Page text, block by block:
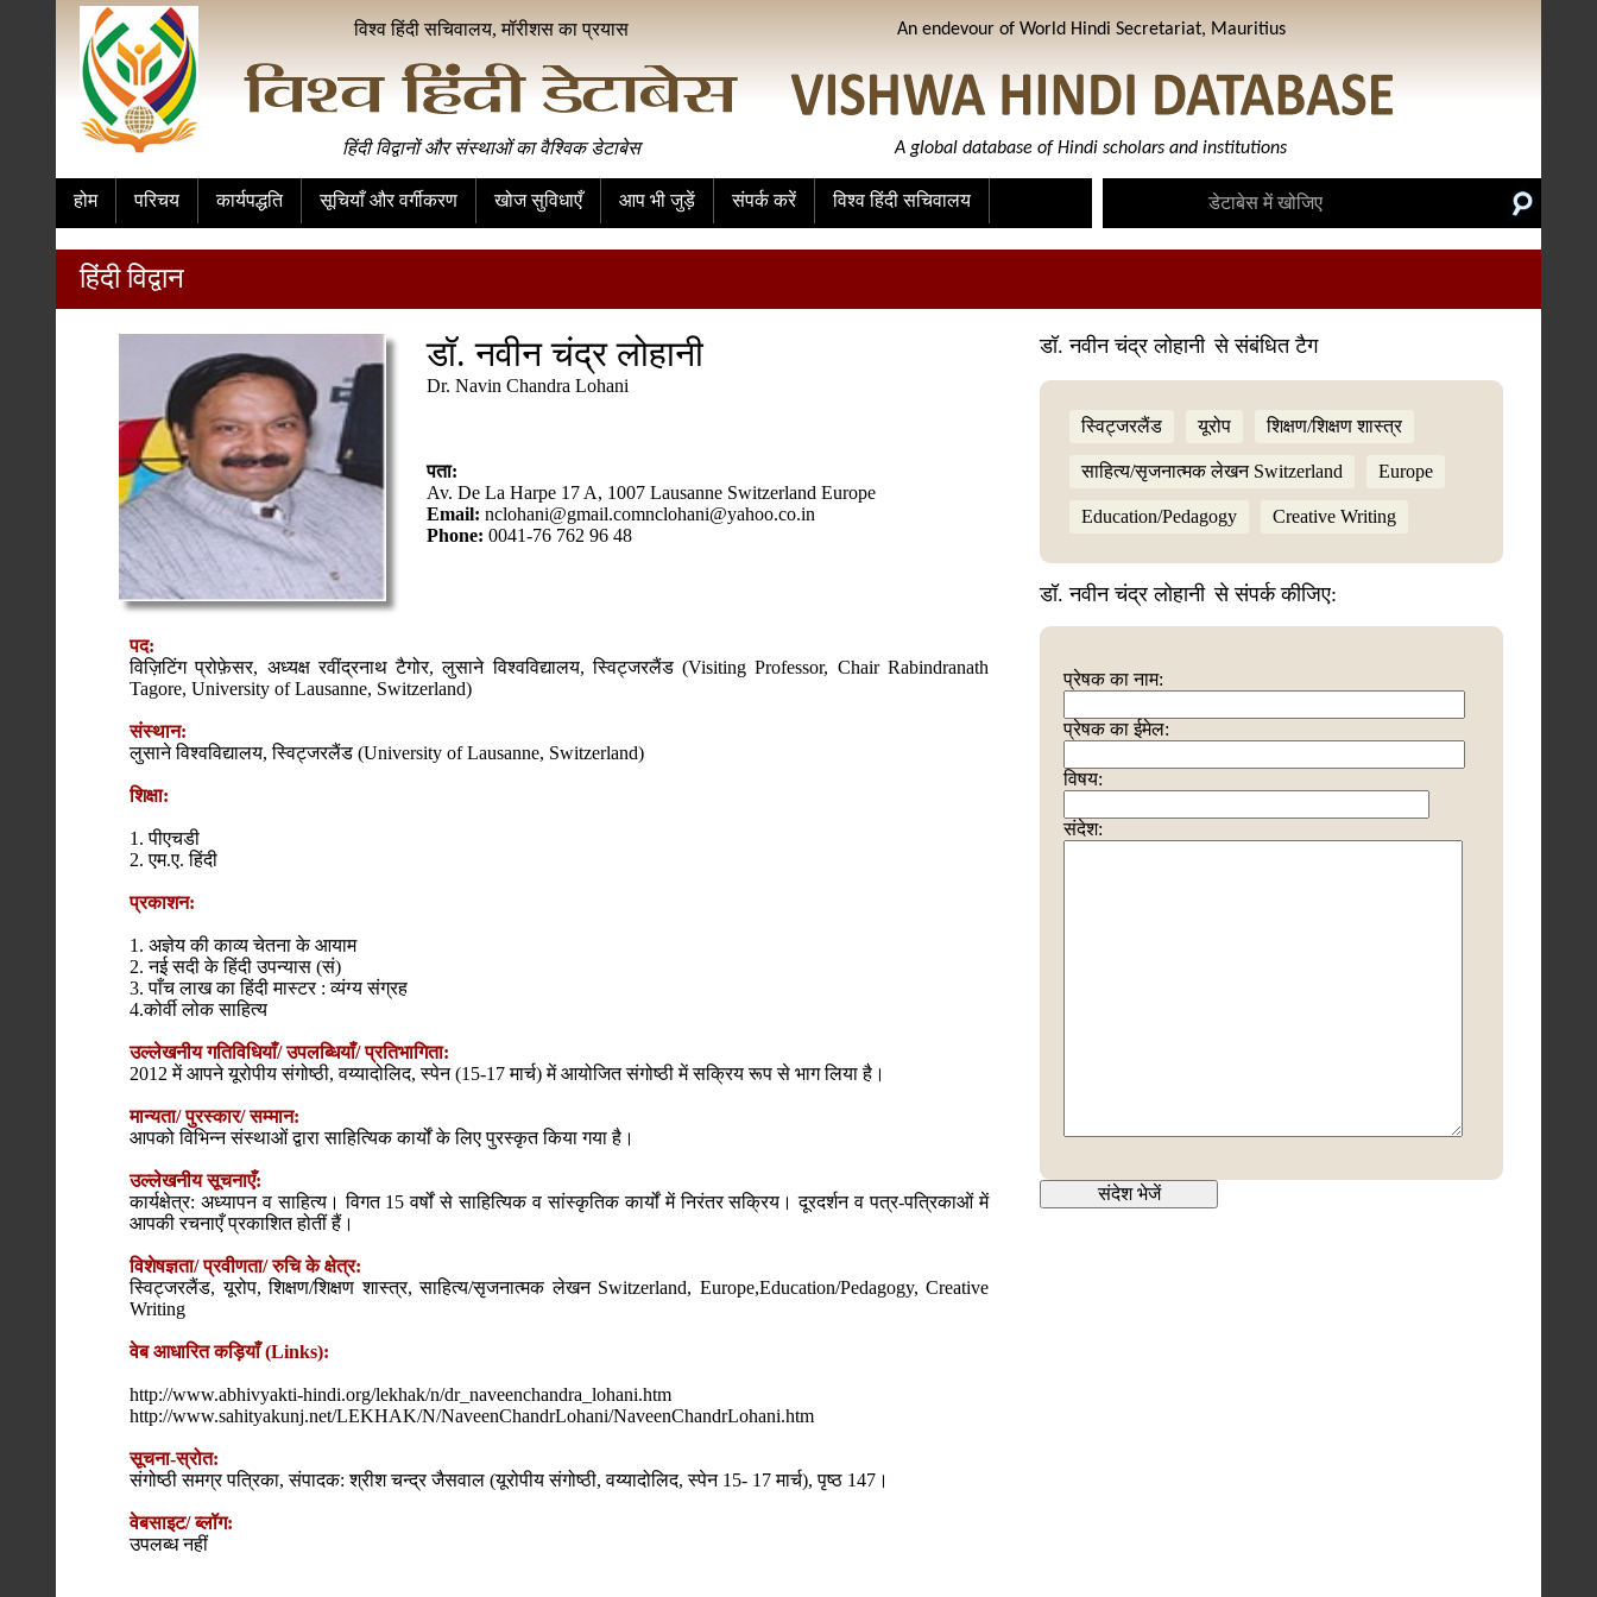
विश्व हिंदी सचिवालय, मॉरीशस का प्रयास An endevour of World Hindi Secretariat, Mauritius
हिंदी विद्वानों और संस्थाओं का वैश्विक डेटाबेस A global database of Hindi scholars and institutions
होम परिचय कार्यपद्धति सूचियाँ और वर्गीकरण खोज सुविधाएँ आप भी जुड़ें संपर्क करें विश्व हिंदी सचिवालय
हिंदी विद्वान
डॉ. नवीन चंद्र लोहानी
Dr. Navin Chandra Lohani
पता:
Av. De La Harpe 17 A, 1007 Lausanne Switzerland Europe
Email: nclohani@gmail.comnclohani@yahoo.co.in
Phone: 0041-76 762 96 48
डॉ. नवीन चंद्र लोहानी से संबंधित टैग
स्विट्जरलैंड यूरोप शिक्षण/शिक्षण शास्त्र
साहित्य/सृजनात्मक लेखन Switzerland Europe
Education/Pedagogy Creative Writing
डॉ. नवीन चंद्र लोहानी से संपर्क कीजिए:
प्रेषक का नाम:
प्रेषक का ईमेल:
विषय:
संदेश:
पद:
विज़िटिंग प्रोफ़ेसर, अध्यक्ष रवींद्रनाथ टैगोर, लुसाने विश्वविद्यालय, स्विट्जरलैंड (Visiting Professor, Chair Rabindranath
Tagore, University of Lausanne, Switzerland)
संस्थान:
लुसाने विश्वविद्यालय, स्विट्जरलैंड (University of Lausanne, Switzerland)
शिक्षा:
1. पीएचडी
2. एम.ए. हिंदी
प्रकाशन:
1. अज्ञेय की काव्य चेतना के आयाम
2. नई सदी के हिंदी उपन्यास (सं)
3. पाँच लाख का हिंदी मास्टर : व्यंग्य संग्रह
4.कोर्वी लोक साहित्य
उल्लेखनीय गतिविधियाँ/ उपलब्धियाँ/ प्रतिभागिता:
2012 में आपने यूरोपीय संगोष्ठी, वय्यादोलिद, स्पेन (15-17 मार्च) में आयोजित संगोष्ठी में सक्रिय रूप से भाग लिया है।
मान्यता/ पुरस्कार/ सम्मान:
आपको विभिन्न संस्थाओं द्वारा साहित्यिक कार्यों के लिए पुरस्कृत किया गया है।
उल्लेखनीय सूचनाएँ:
कार्यक्षेत्र: अध्यापन व साहित्य। विगत 15 वर्षों से साहित्यिक व सांस्कृतिक कार्यों में निरंतर सक्रिय। दूरदर्शन व पत्र-पत्रिकाओं में
आपकी रचनाएँ प्रकाशित होतीं हैं।
विशेषज्ञता/ प्रवीणता/ रुचि के क्षेत्र:
स्विट्जरलैंड, यूरोप, शिक्षण/शिक्षण शास्त्र, साहित्य/सृजनात्मक लेखन Switzerland, Europe,Education/Pedagogy, Creative
Writing
वेब आधारित कड़ियाँ (Links):
http://www.abhivyakti-hindi.org/lekhak/n/dr_naveenchandra_lohani.htm
http://www.sahityakunj.net/LEKHAK/N/NaveenChandrLohani/NaveenChandrLohani.htm
सूचना-स्रोत:
संगोष्ठी समग्र पत्रिका, संपादक: श्रीश चन्द्र जैसवाल (यूरोपीय संगोष्ठी, वय्यादोलिद, स्पेन 15- 17 मार्च), पृष्ठ 147।
वेबसाइट/ ब्लॉग:
उपलब्ध नहीं